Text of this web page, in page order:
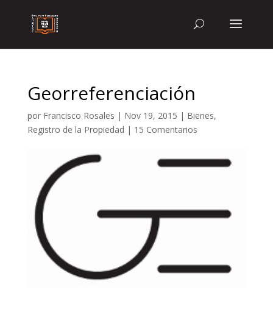
Georreferenciación
por Francisco Rosales | Nov 19, 2015 | Bienes,
Registro de la Propiedad | 15 Comentarios